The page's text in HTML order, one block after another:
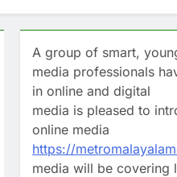
A group of smart,
media professionals
in online and digital
media is pleased to
online media
https://
media will be covering